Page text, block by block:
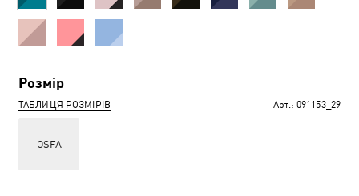
Розмір
ТАБЛИЦЯ РОЗМІРІВ Арт.: 091153_29
OSFA